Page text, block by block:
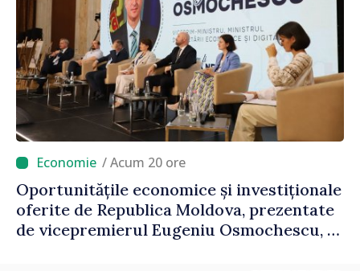
/ Acum 20 ore
Oportunitățile economice și investiționale
oferite de Republica Moldova, prezentate
de vicepremierul Eugeniu Osmochescu, la